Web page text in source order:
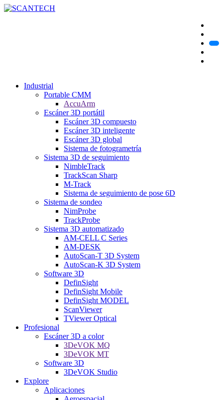
Industrial
Portable CMM
AccuArm
Escáner 3D portátil
Escáner 3D compuesto
Escáner 3D inteligente
Escáner 3D global
Sistema de fotogrametría
Sistema 3D de seguimiento
NimbleTrack
TrackScan Sharp
M-Track
Sistema de seguimiento de pose 6D
Sistema de sondeo
NimProbe
TrackProbe
Sistema 3D automatizado
AM-CELL C Series
AM-DESK
AutoScan-T 3D System
AutoScan-K 3D System
Software 3D
DefinSight
DefinSight Mobile
DefinSight MODEL
ScanViewer
TViewer Optical
Profesional
Escáner 3D a color
3DeVOK MQ
3DeVOK MT
Software 3D
3DeVOK Studio
Explore
Aplicaciones